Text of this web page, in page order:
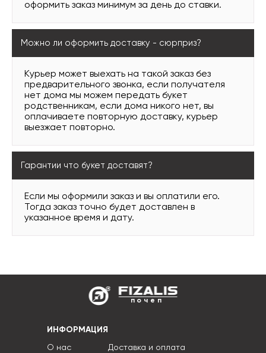
оформить заказ минимум за день до ставки.
Можно ли оформить доставку - сюрприз?
Курьер может выехать на такой заказ без
предварительного звонка, если получателя
нет дома мы можем передать букет
родственникам, если дома никого нет, вы
оплачиваете повторную доставку, курьер
выезжает повторно.
Гарантии что букет доставят?
Если мы оформили заказ и вы оплатили его.
Тогда заказ точно будет доставлен в
указанное время и дату.
почеп
ИНФОРМАЦИЯ
О нас Доставка и оплата